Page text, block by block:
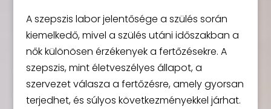
A szepszis labor jelentősége a szülés során
kiemelkedő, mivel a szülés utáni időszakban a
nők különösen érzékenyek a fertőzésekre. A
szepszis, mint életveszélyes állapot, a
szervezet válasza a fertőzésre, amely gyorsan
terjedhet, és súlyos következményekkel járhat.